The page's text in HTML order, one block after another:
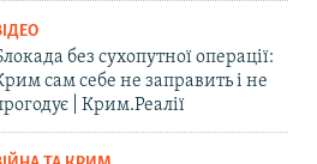
без сухопутної операції:
сам себе не заправить і не
| Крим.Реалії